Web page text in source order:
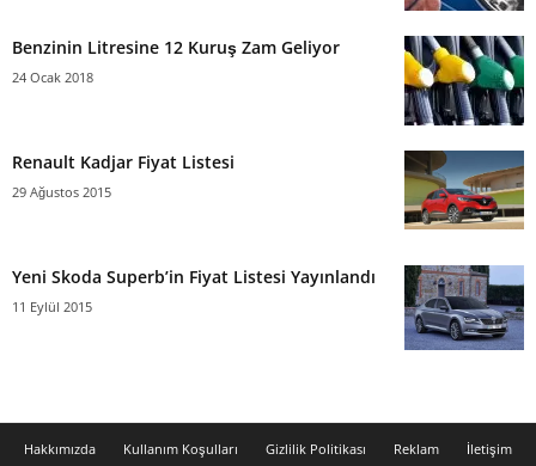
Benzinin Litresine 12 Kuruş Zam Geliyor
24 Ocak 2018
Renault Kadjar Fiyat Listesi
29 Ağustos 2015
Yeni Skoda Superb’in Fiyat Listesi Yayınlandı
11 Eylül 2015
Hakkımızda Kullanım Koşulları Gizlilik Politikası Reklam İletişim